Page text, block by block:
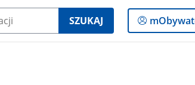
SZUKAJ
do